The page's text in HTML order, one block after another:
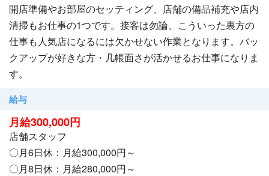
ご質問だけでも構いませんので、お気軽にお問い合わせ下
さい◎
開店準備やお部屋のセッティング、店舗の備品補充や店内
清掃もお仕事の1つです。接客は勿論、こういった裏方の
仕事も人気店になるには欠かせない作業となります。バッ
クアップが好きな方・几帳面さが活かせるお仕事になりま
す。
給与
月給300,000円
店舗スタッフ
〇月6日休：月給300,000円～
〇月8日休：月給280,000円～